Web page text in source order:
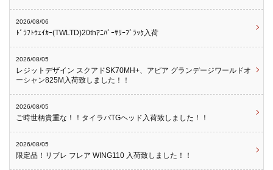
2026/08/06
ﾄﾞﾗﾌﾄｳｪｲｶｰ(TWLTD)20thｱﾆﾊﾞｰｻﾘｰﾌﾞﾗｯｸ入荷
2026/08/05
レジットデザイン スクアドSK70MH+、アピア グランデージワールドオ
ーシャン825M入荷致しました！！
2026/08/05
ご時世柄貴重な！！タイラバTGヘッド入荷致しました！！
2026/08/05
限定品！リブレ フレア WING110 入荷致しました！！